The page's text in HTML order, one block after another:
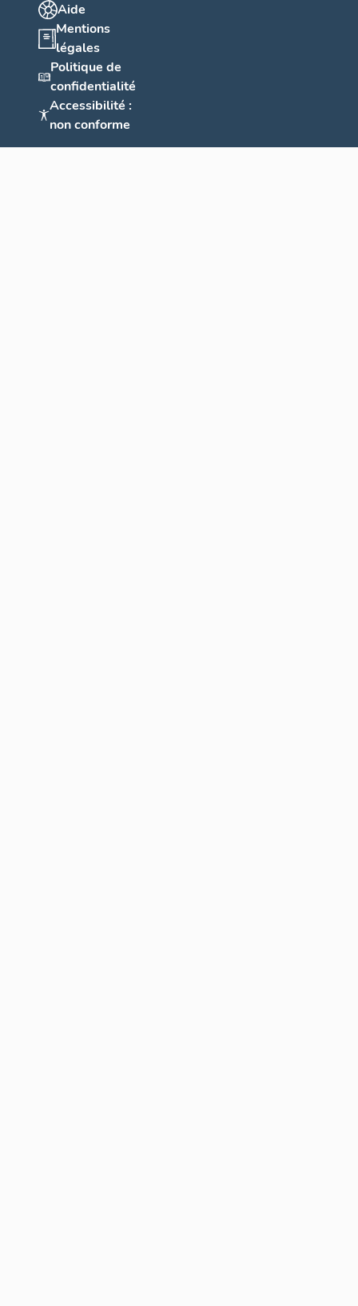
Aide
Mentions
légales
Politique de
confidentialité
Accessibilité :
non conforme